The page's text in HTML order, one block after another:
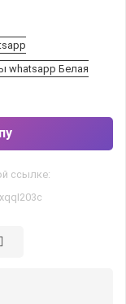
whatsapp Белая
ссылке: